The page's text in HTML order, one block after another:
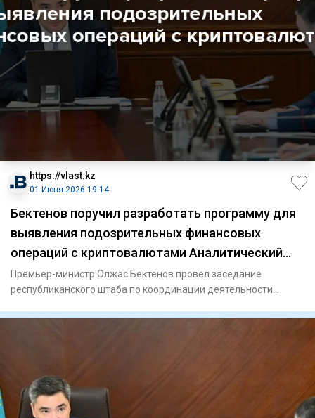
https://vlast.kz
01 Июня 2026 19:14
Бектенов поручил разработать программу для
выявления подозрительных финансовых
операций с криптовалютами Аналитический
интернет журнал Власть
Премьер-министр Олжас Бектенов провел заседание
республиканского штаба по координации деятельности